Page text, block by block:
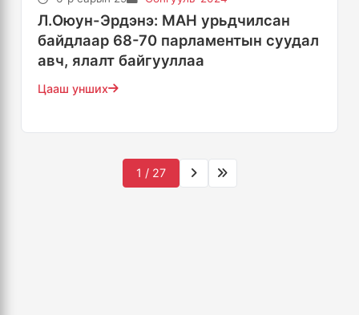
Л.Оюун-Эрдэнэ: МАН урьдчилсан
байдлаар 68-70 парламентын суудал
авч, ялалт байгууллаа
Цааш унших
1 / 27